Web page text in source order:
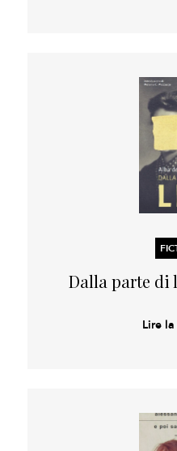
Dalla parte di
Lire